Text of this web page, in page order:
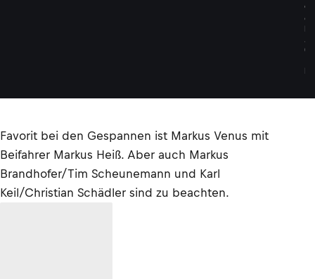
e
©
H
G
N
Favorit bei den Gespannen ist Markus Venus mit
Beifahrer Markus Heiß. Aber auch Markus
Brandhofer/Tim Scheunemann und Karl
Keil/Christian Schädler sind zu beachten.